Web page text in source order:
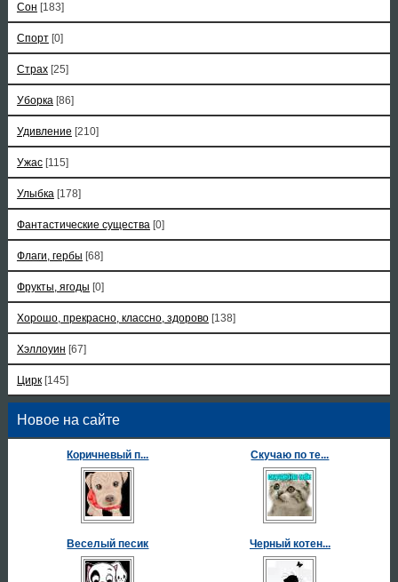
Сон [183]
Спорт [0]
Страх [25]
Уборка [86]
Удивление [210]
Ужас [115]
Улыбка [178]
Фантастические существа [0]
Флаги, гербы [68]
Фрукты, ягоды [0]
Хорошо, прекрасно, классно, здорово [138]
Хэллоуин [67]
Цирк [145]
Новое на сайте
Коричневый п... Скучаю по те...
Веселый песик Черный котен...